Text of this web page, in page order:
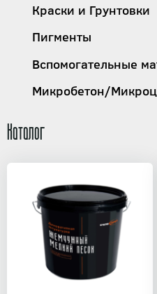
Каталог
Краски и Грунтовки
Пигменты
Вспомогательные
Микробетон/